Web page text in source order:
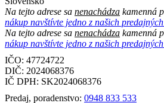
Na tejto adrese sa nenachádza kamenná
nákup navštívte jedno z našich
Na tejto adrese sa nenachádza kamenná
nákup navštívte jedno z našich
IČO: 47724722
DIČ: 2024068376
IČ DPH: SK2024068376
Predaj, poradenstvo: 0948 833 533